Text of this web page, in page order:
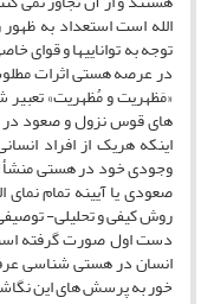
الله است استعداد به
توجه به تواناییها و قوای
در عرصه هستی اثرات
«مَظهریت و مُظهریت» تعبیر
های قوس نزول و صعود در
اینکه هریک از افراد
وجودی خود در هستی منشأ
صعودی یا آیینه تمام
روش کیفی و تحلیلی- توصیفی
دست اول صورت گرفته
انسان در هستی شناسی
خور به پرسش های این